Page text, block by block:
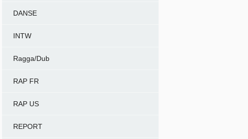
DANSE
INTW
Ragga/Dub
RAP FR
RAP US
REPORT